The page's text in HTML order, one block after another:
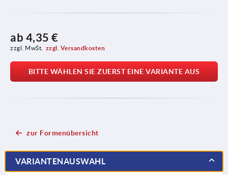
ab 4,35 €
zzgl. MwSt. zzgl. Versandkosten
BITTE WÄHLEN SIE ZUERST EINE VARIANTE AUS
zur Formenübersicht
VARIANTENAUSWAHL